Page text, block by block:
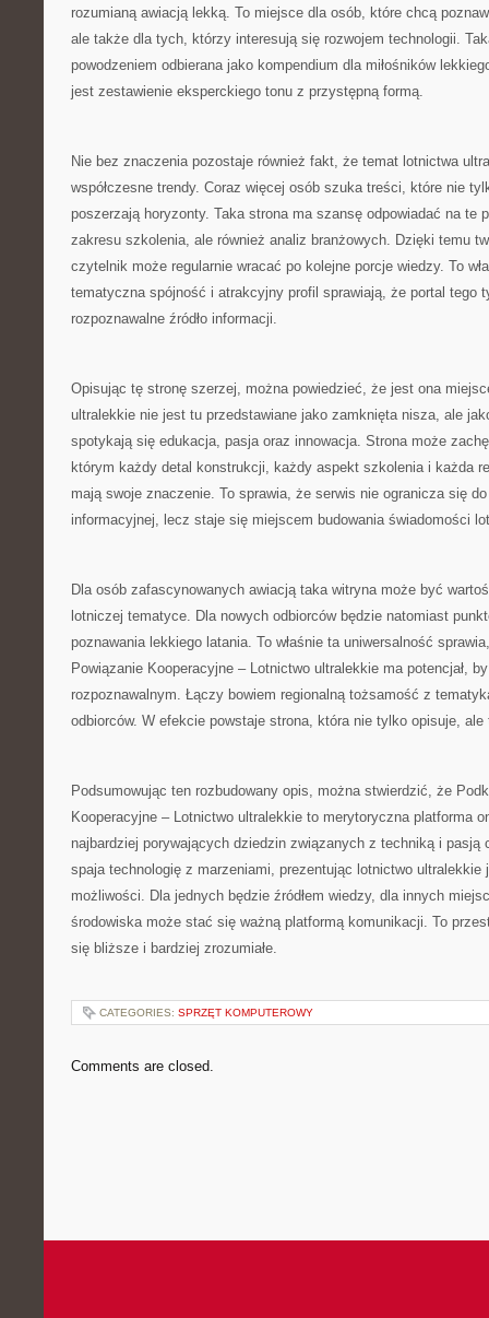
rozumianą awiacją lekką. To miejsce dla osób, które chcą
ale także dla tych, którzy interesują się rozwojem technologii.
powodzeniem odbierana jako kompendium dla miłośników
jest zestawienie eksperckiego tonu z przystępną formą.
Nie bez znaczenia pozostaje również fakt, że temat lotnictwa
współczesne trendy. Coraz więcej osób szuka treści, które nie
poszerzają horyzonty. Taka strona ma szansę odpowiadać na te
zakresu szkolenia, ale również analiz branżowych. Dzięki temu
czytelnik może regularnie wracać po kolejne porcje wiedzy. To
tematyczna spójność i atrakcyjny profil sprawiają, że portal tego
rozpoznawalne źródło informacji.
Opisując tę stronę szerzej, można powiedzieć, że jest ona
ultralekkie nie jest tu przedstawiane jako zamknięta nisza, ale
spotykają się edukacja, pasja oraz innowacja. Strona może
którym każdy detal konstrukcji, każdy aspekt szkolenia i każda
mają swoje znaczenie. To sprawia, że serwis nie ogranicza się
informacyjnej, lecz staje się miejscem budowania świadomości
Dla osób zafascynowanych awiacją taka witryna może być
lotniczej tematyce. Dla nowych odbiorców będzie natomiast
poznawania lekkiego latania. To właśnie ta uniwersalność
Powiązanie Kooperacyjne – Lotnictwo ultralekkie ma potencjał,
rozpoznawalnym. Łączy bowiem regionalną tożsamość z
odbiorców. W efekcie powstaje strona, która nie tylko opisuje,
Podsumowując ten rozbudowany opis, można stwierdzić, że
Kooperacyjne – Lotnictwo ultralekkie to merytoryczna platforma
najbardziej porywających dziedzin związanych z techniką i pasją
spaja technologię z marzeniami, prezentując lotnictwo ultralekkie
możliwości. Dla jednych będzie źródłem wiedzy, dla innych
środowiska może stać się ważną platformą komunikacji. To
się bliższe i bardziej zrozumiałe.
CATEGORIES: SPRZĘT KOMPUTEROWY
Comments are closed.